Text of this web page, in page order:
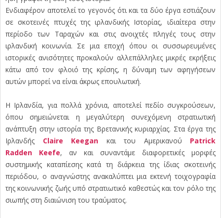
Ενδιαφέρον αποτελεί το γεγονός ότι και τα δύο έργα εστιάζουν
σε σκοτεινές πτυχές της ιρλανδικής Ιστορίας, ιδιαίτερα στην
περίοδο των Ταραχών και στις ανοιχτές πληγές τους στην
ιρλανδική κοινωνία. Σε μια εποχή όπου οι συσσωρευμένες
ιστορικές ανισότητες προκαλούν αλλεπάλληλες μικρές εκρήξεις
κάτω από τον φλοιό της κρίσης, η δύναμη των αφηγήσεων
αυτών μπορεί να είναι άκρως επουλωτική.
Η Ιρλανδία, για πολλά χρόνια, αποτελεί πεδίο συγκρούσεων,
όπου σημειώνεται η μεγαλύτερη συνεχόμενη στρατιωτική
ανάπτυξη στην ιστορία της Βρετανικής κυριαρχίας. Στα έργα της
Ιρλανδής Claire Keegan και του Αμερικανού Patrick
Radden Keefe, αν και συναντάμε διαφορετικές μορφές
συστημικής καταπίεσης κατά τη διάρκεια της ίδιας σκοτεινής
περιόδου, ο αναγνώστης ανακαλύπτει μια εκτενή τοιχογραφία
της κοινωνικής ζωής υπό στρατιωτικό καθεστώς και τον ρόλο της
σιωπής στη διαιώνιση του τραύματος.